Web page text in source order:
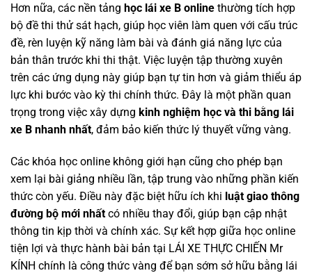
Hơn nữa, các nền tảng học lái xe B online thường tích hợp
bộ đề thi thử sát hạch, giúp học viên làm quen với cấu trúc
đề, rèn luyện kỹ năng làm bài và đánh giá năng lực của
bản thân trước khi thi thật. Việc luyện tập thường xuyên
trên các ứng dụng này giúp bạn tự tin hơn và giảm thiểu áp
lực khi bước vào kỳ thi chính thức. Đây là một phần quan
trọng trong việc xây dựng kinh nghiệm học và thi bằng lái
xe B nhanh nhất, đảm bảo kiến thức lý thuyết vững vàng.
Các khóa học online không giới hạn cũng cho phép bạn
xem lại bài giảng nhiều lần, tập trung vào những phần kiến
thức còn yếu. Điều này đặc biệt hữu ích khi luật giao thông
đường bộ mới nhất có nhiều thay đổi, giúp bạn cập nhật
thông tin kịp thời và chính xác. Sự kết hợp giữa học online
tiện lợi và thực hành bài bản tại LÁI XE THỰC CHIẾN Mr
KÍNH chính là công thức vàng để bạn sớm sở hữu bằng lái